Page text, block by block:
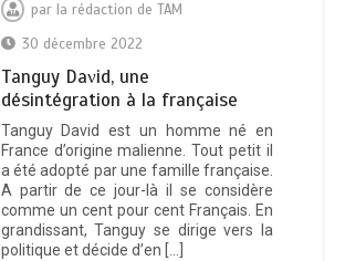
par la rédaction de TAM
30 décembre 2022
Таnguу Dаνіd, unе
déѕіntégrаtіоn à lа frаnçаіѕе
Tanguy David est un homme né en
France d’origine malienne. Tout petit il
a été adopté par une famille française.
A partir de ce jour-là il se considère
comme un cent pour cent Français. En
grandissant, Tanguy se dirige vers la
politique et décide d’en […]